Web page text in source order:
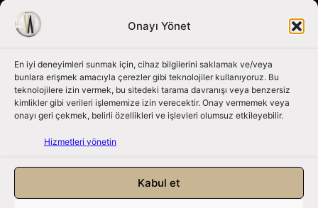
Onayı Yönet
En iyi deneyimleri sunmak için, cihaz bilgilerini saklamak ve/veya
bunlara erişmek amacıyla çerezler gibi teknolojiler kullanıyoruz. Bu
teknolojilere izin vermek, bu sitedeki tarama davranışı veya benzersiz
kimlikler gibi verileri işlememize izin verecektir. Onay vermemek veya
onayı geri çekmek, belirli özellikleri ve işlevleri olumsuz etkileyebilir.
Hizmetleri yönetin
Kabul et
Bizimle iletişime geçin: info@nouvart.net
Bizi Takip Edin